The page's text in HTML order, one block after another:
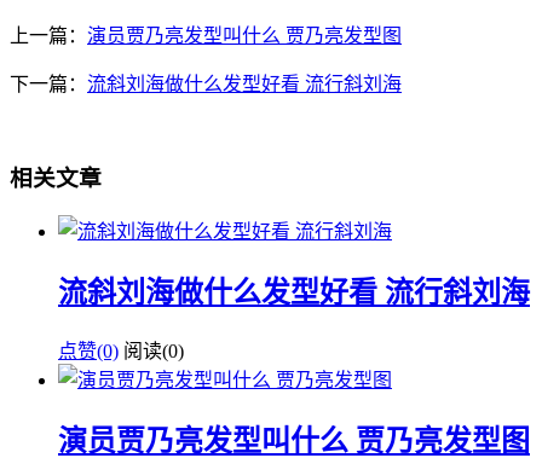
上一篇： 演员贾乃亮发型叫什么 贾乃亮发型图
下一篇： 流斜刘海做什么发型好看 流行斜刘海
相关文章
流斜刘海做什么发型好看 流行斜刘海
点赞(0) 阅读(0)
演员贾乃亮发型叫什么 贾乃亮发型图